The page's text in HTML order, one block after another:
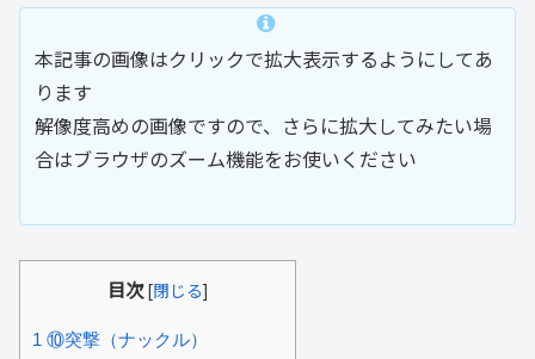
本記事の画像はクリックで拡大表示するようにしてあ
ります
解像度高めの画像ですので、さらに拡大してみたい場
合はブラウザのズーム機能をお使いください
目次 [閉じる]
1 ⑩突撃（ナックル）